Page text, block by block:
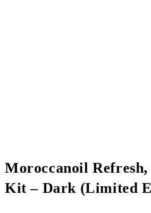
Moroccanoil
Kit – Dark (Limited